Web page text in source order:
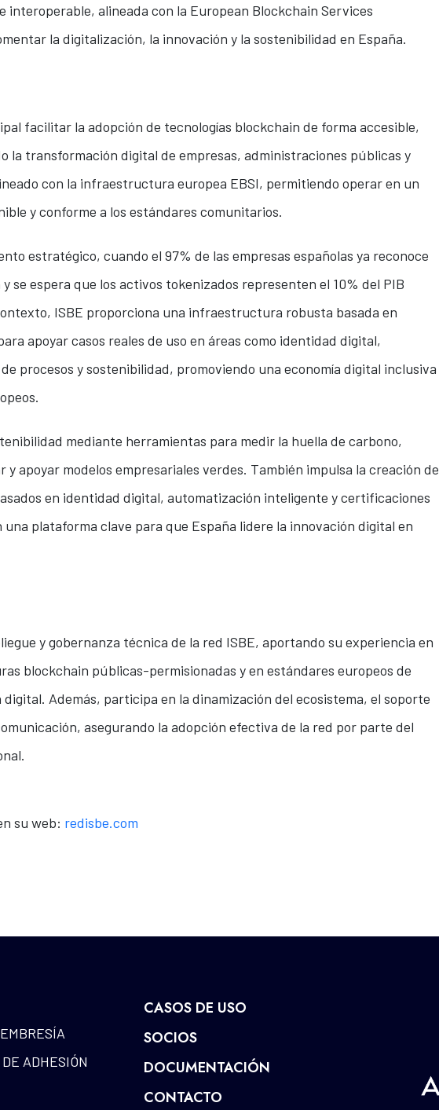
interoperable, alineada con la European Blockchain Services
la digitalización, la innovación y la sostenibilidad en España.
facilitar la adopción de tecnologías blockchain de forma accesible,
la transformación digital de empresas, administraciones públicas y
con la infraestructura europea EBSI, permitiendo operar en un
y conforme a los estándares comunitarios.
estratégico, cuando el 97% de las empresas españolas ya reconoce
se espera que los activos tokenizados representen el 10% del PIB
ISBE proporciona una infraestructura robusta basada en
apoyar casos reales de uso en áreas como identidad digital,
procesos y sostenibilidad, promoviendo una economía digital inclusiva
mediante herramientas para medir la huella de carbono,
y apoyar modelos empresariales verdes. También impulsa la creación de
en identidad digital, automatización inteligente y certificaciones
plataforma clave para que España lidere la innovación digital en
y gobernanza técnica de la red ISBE, aportando su experiencia en
blockchain públicas-permisionadas y en estándares europeos de
Además, participa en la dinamización del ecosistema, el soporte
asegurando la adopción efectiva de la red por parte del
su web: redisbe.com
ADHESIÓN
CASOS DE USO
SOCIOS
DOCUMENTACIÓN
CONTACTO